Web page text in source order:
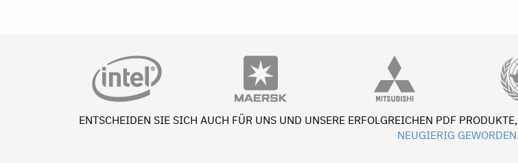
ENTSCHEIDEN SIE SICH AUCH FÜR UNS UND UNSERE ERFOLGREICHEN PDF
NEUGIERIG